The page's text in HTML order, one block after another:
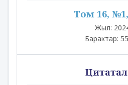
Том 16,
Жыл:
Барактар: